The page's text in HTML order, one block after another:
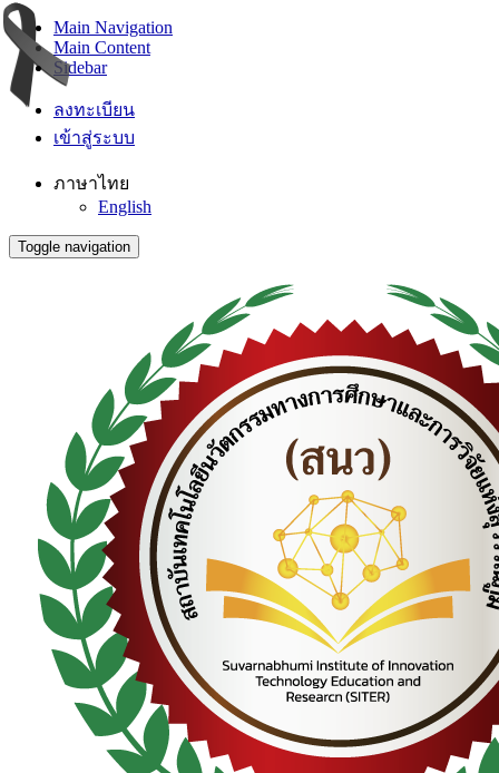
Main Navigation
Main Content
Sidebar
ลงทะเบียน
เข้าสู่ระบบ
ภาษาไทย
English
Toggle navigation